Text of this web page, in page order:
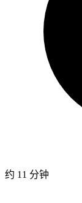
约 11 分钟